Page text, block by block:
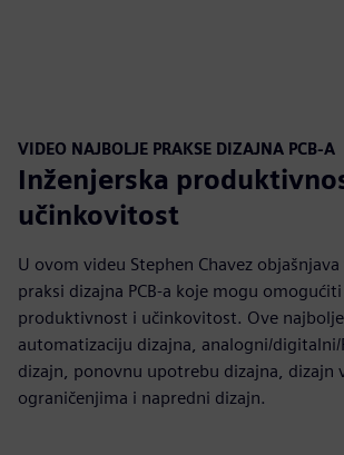
VIDEO NAJBOLJE PRAKSE DIZAJNA PCB-A
Inženjerska
učinkovitost
U ovom videu Stephen Chavez
praksi dizajna PCB-a koje mogu
produktivnost i učinkovitost. Ove
automatizaciju dizajna, analogni/digitalni/
dizajn, ponovnu upotrebu dizajna, dizajn
ograničenjima i napredni dizajn.